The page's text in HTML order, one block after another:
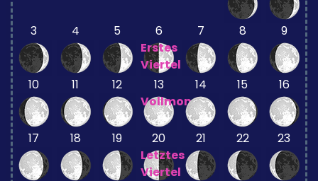
3 4 5
6
Erstes
Viertel
7 8 9
10 11 12
13
Vollmond
14 15 16
17 18 19
20
Letztes
Viertel
21 22 23